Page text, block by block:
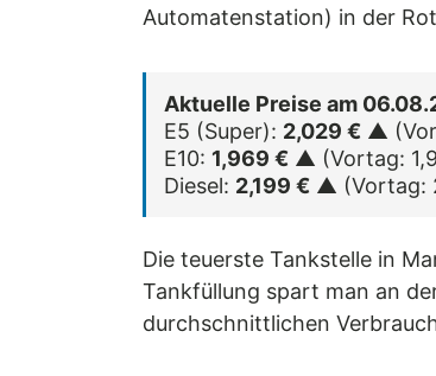
Automatenstation) in der
Aktuelle Preise am
E5 (Super): 2,029 € ▲
E10: 1,969 € ▲ (Vortag:
Diesel: 2,199 € ▲ (Vortag:
Die teuerste Tankstelle in
Tankfüllung spart man an
durchschnittlichen